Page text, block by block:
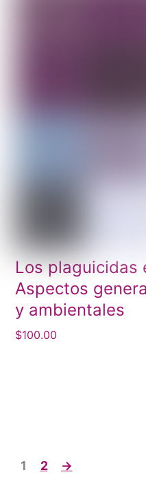
Los plaguicidas
Aspectos
y ambientales
$100.00
1 2 →